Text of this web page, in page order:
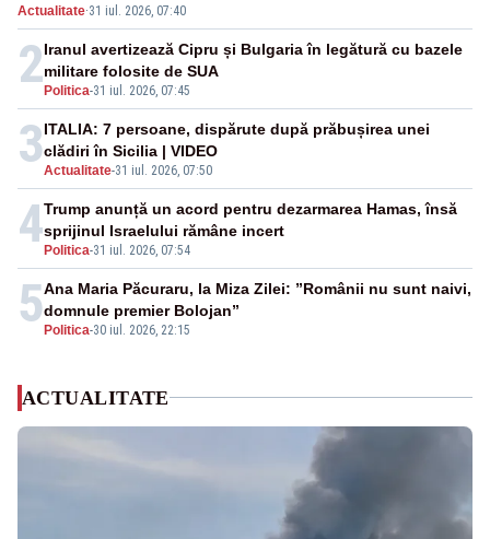
rachetă rusească
Actualitate·31 iul. 2026, 07:40
2Politica-31 iul. 2026, 07:45
Iranul avertizează Cipru și Bulgaria în legătură cu bazele
militare folosite de SUA
3Actualitate-31 iul. 2026, 07:50
ITALIA: 7 persoane, dispărute după prăbușirea unei
clădiri în Sicilia | VIDEO
4Politica-31 iul. 2026, 07:54
Trump anunță un acord pentru dezarmarea Hamas, însă
sprijinul Israelului rămâne incert
5Politica-30 iul. 2026, 22:15
Ana Maria Păcuraru, la Miza Zilei: ”Românii nu sunt naivi,
domnule premier Bolojan”
ACTUALITATE